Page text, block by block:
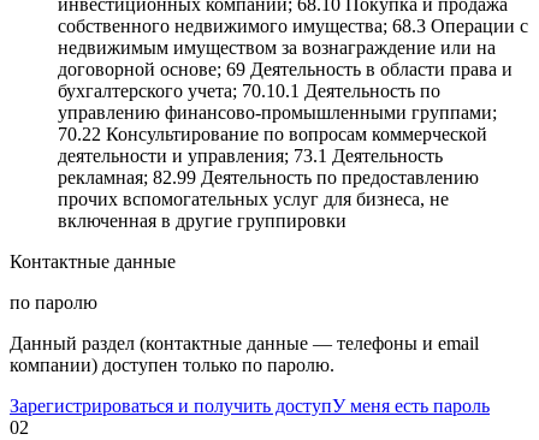
инвестиционных компаний; 68.10 Покупка и продажа
собственного недвижимого имущества; 68.3 Операции с
недвижимым имуществом за вознаграждение или на
договорной основе; 69 Деятельность в области права и
бухгалтерского учета; 70.10.1 Деятельность по
управлению финансово-промышленными группами;
70.22 Консультирование по вопросам коммерческой
деятельности и управления; 73.1 Деятельность
рекламная; 82.99 Деятельность по предоставлению
прочих вспомогательных услуг для бизнеса, не
включенная в другие группировки
Контактные данные
по паролю
Данный раздел (контактные данные — телефоны и email
компании) доступен только по паролю.
Зарегистрироваться и получить доступУ меня есть пароль
02